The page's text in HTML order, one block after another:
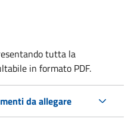
tutta la
in formato PDF.
da allegare